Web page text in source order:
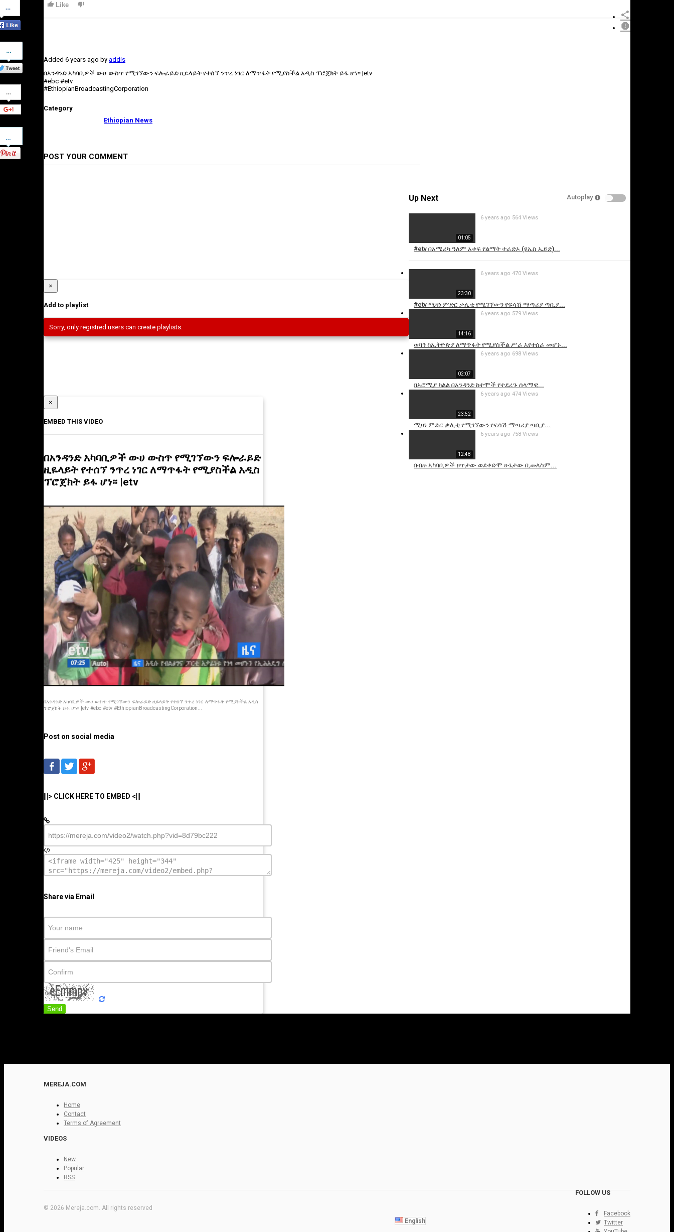
on
Facebook
Share
on
Twitter
Share
on
Google+
Pinterest
Like
Added 6 years ago by addis
በአንዳንድ አካባቢዎች ውሀ ውስጥ የሚገኘውን ፍሎራይድ ዚዬላይት የተሰኘ ንጥረ ነገር ለማጥፋት የሚያስችል አዲስ ፕሮጀክት ይፋ ሆነ፡፡ |etv
#ebc #etv
#EthiopianBroadcastingCorporation
Category
Ethiopian News
POST YOUR COMMENT
Up Next Autoplay
01:05
#etv በአሜሪካ ዓለም አቀፍ የልማት ተራድኦ (ዩኤስ ኤይድ)...
6 years ago 564 Views
23:30
#etv ሚዛነ ምድር ቃሊቲ የሚገኘውን የፍሳሽ ማጣሪያ ጣቢያ...
6 years ago 470 Views
14:16
ወባን ከኢትዮጵያ ለማጥፋት የሚያስችል ሥራ እየተሰራ መሆኑ...
6 years ago 579 Views
02:07
በኦሮሚያ ክልል በአንዳንድ ከተሞች የተደረጉ ሰላማዊ...
6 years ago 698 Views
23:52
ሚዛነ ምድር ቃሊቲ የሚገኘውን የፍሳሽ ማጣሪያ ጣቢያ...
6 years ago 474 Views
12:48
በብዙ አካባቢዎች ፀጥታው ወደቀድሞ ሁኔታው ቢመለስም...
6 years ago 758 Views
Cancel
×
Add to playlist
Sorry, only registred users can create playlists.
×
EMBED THIS VIDEO
በአንዳንድ አካባቢዎች ውሀ ውስጥ የሚገኘውን ፍሎራይድ
ዚዬላይት የተሰኘ ንጥረ ነገር ለማጥፋት የሚያስችል አዲስ
ፕሮጀክት ይፋ ሆነ፡፡ |etv
በአንዳንድ አካባቢዎች ውሀ ውስጥ የሚገኘውን ፍሎራይድ ዚዬላይት የተሰኘ ንጥረ ነገር ለማጥፋት የሚያስችል አዲስ
ፕሮጀክት ይፋ ሆነ፡፡ |etv #ebc #etv #EthiopianBroadcastingCorporation...
Post on social media
|||> CLICK HERE TO EMBED <|||
Share via Email
Send
MEREJA.COM
Home
Contact
Terms of Agreement
VIDEOS
New
Popular
RSS
FOLLOW US
Facebook
Twitter
© 2026 Mereja.com. All rights reserved
English